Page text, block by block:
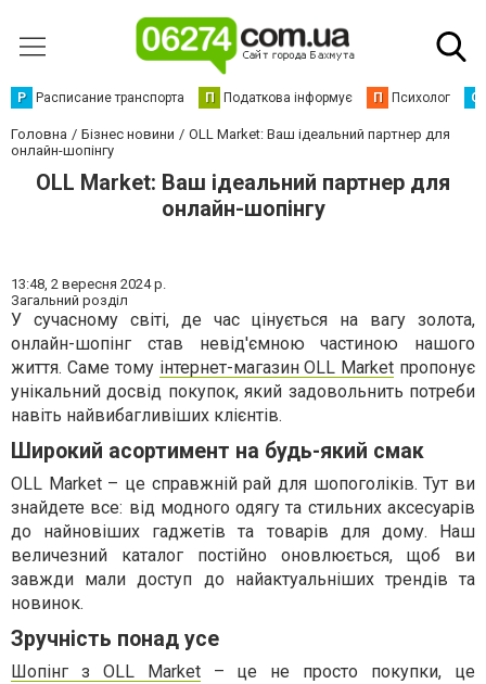
Р Расписание транспорта П Податкова інформує П Психолог С
Головна Бізнес новини
OLL Market: Ваш ідеальний партнер для
онлайн-шопінгу
OLL Market: Ваш ідеальний партнер для
онлайн-шопінгу
13:48, 2 вересня 2024 р.
Загальний розділ
У сучасному світі, де час цінується на вагу золота,
онлайн-шопінг став невід'ємною частиною нашого
життя. Саме тому інтернет-магазин OLL Market пропонує
унікальний досвід покупок, який задовольнить потреби
навіть найвибагливіших клієнтів.
Широкий асортимент на будь-який смак
OLL Market – це справжній рай для шопоголіків. Тут ви
знайдете все: від модного одягу та стильних аксесуарів
до найновіших гаджетів та товарів для дому. Наш
величезний каталог постійно оновлюється, щоб ви
завжди мали доступ до найактуальніших трендів та
новинок.
Зручність понад усе
Шопінг з OLL Market– це не просто покупки, це